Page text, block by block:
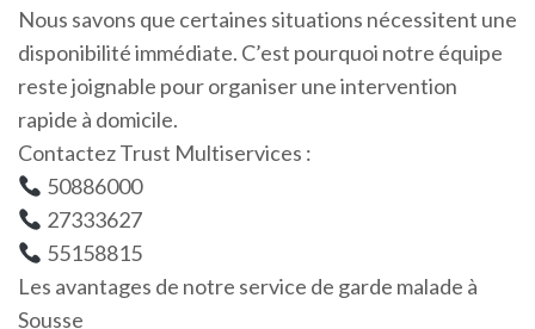
Nous savons que certaines situations nécessitent une
disponibilité immédiate. C’est pourquoi notre équipe
reste joignable pour organiser une intervention
rapide à domicile.
Contactez Trust Multiservices :
50886000
27333627
55158815
Les avantages de notre service de garde malade à
Sousse